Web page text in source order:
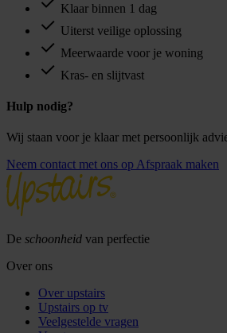
Klaar binnen 1 dag
Uiterst veilige oplossing
Meerwaarde voor je woning
Kras- en slijtvast
Hulp nodig?
Wij staan voor je klaar met persoonlijk
Neem contact met ons op Afspraak maken
De schoonheid van perfectie
Over ons
Over upstairs
Upstairs op tv
Veelgestelde vragen